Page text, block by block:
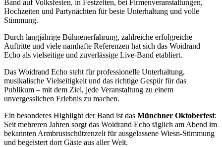
Band auf Volksfesten, in Festzelten, bei Firmenveranstaltungen,
Hochzeiten und Partynächten für beste Unterhaltung und volle
Stimmung.
Durch langjährige Bühnenerfahrung, zahlreiche erfolgreiche
Auftritte und viele namhafte Referenzen hat sich das Woidrand
Echo als vielseitige und zuverlässige Live-Band etabliert.
Das Woidrand Echo steht für professionelle Unterhaltung,
musikalische Vielseitigkeit und das richtige Gespür für das
Publikum – mit dem Ziel, jede Veranstaltung zu einem
unvergesslichen Erlebnis zu machen.
Ein besonderes Highlight der Band ist das Münchner Oktoberfest:
Seit mehreren Jahren sorgt das Woidrand Echo täglich am Abend im
bekannten Armbrustschützenzelt für ausgelassene Wiesn-Stimmung
und begeistert dort Gäste aus aller Welt.